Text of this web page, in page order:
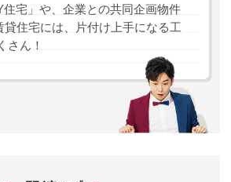
住宅」や、企業との共同企画物件
貸住宅には、片付け上手になる工
さん！